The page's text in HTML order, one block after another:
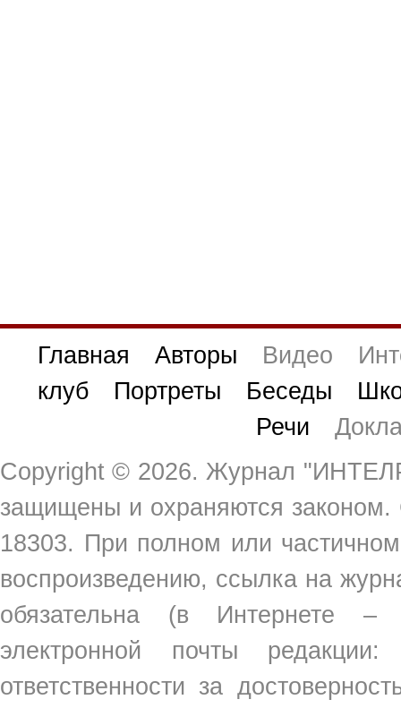
Главная Авторы Видео
клуб
Портреты Беседы
Речи
Copyright © 2026. Журнал
защищены и охраняются
18303. При полном или
воспроизведению, ссылка на
обязательна (в Интернете
электронной почты
ответственности за